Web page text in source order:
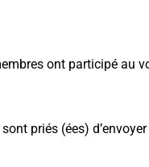
ont participé au
priés (ées)